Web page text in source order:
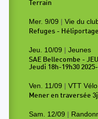
Terrain
Mer. 9/09 | Vie du
Refuges -
Jeu. 10/09 | Jeunes
SAE Bellecombe -
Jeudi 18h-19h30
Ven. 11/09 | VTT
Mener en traversée 3j
Sam. 12/09 |